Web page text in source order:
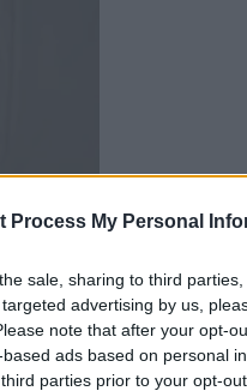
Process My Personal
sale, sharing to third
advertising by us,
note that after your opt-
ads based on personal
parties prior to your opt-